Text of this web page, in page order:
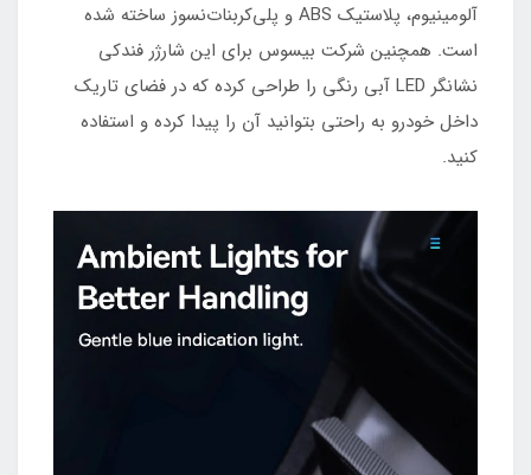
آلومینیوم، پلاستیک ABS و پلی‌کربنات‌نسوز ساخته شده
است. همچنین شرکت بیسوس برای این شارژر فندکی
نشانگر LED آبی رنگی را طراحی کرده که در فضای تاریک
داخل خودرو به راحتی بتوانید آن را پیدا کرده و استفاده
کنید.